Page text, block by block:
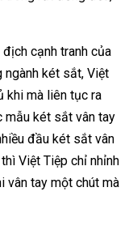
cạnh tranh của
két sắt, Việt
khi mà liên tục ra
mẫu két sắt vân tay
đầu két sắt vân
Việt Tiệp chỉ nhỉnh
vân tay một chút mà